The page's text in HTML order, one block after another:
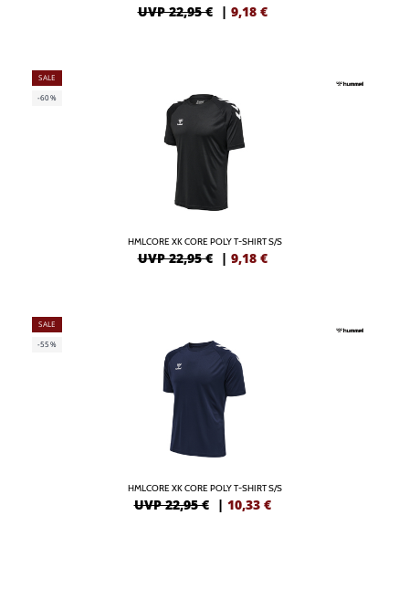
UVP 22,95 € | 9,18 €
SALE
-60%
HMLCORE XK CORE POLY T-SHIRT S/S
UVP 22,95 € | 9,18 €
SALE
-55%
HMLCORE XK CORE POLY T-SHIRT S/S
UVP 22,95 € | 10,33 €